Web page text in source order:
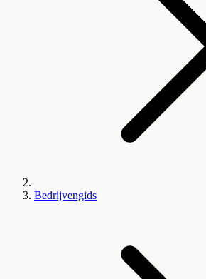
Bedrijvengids